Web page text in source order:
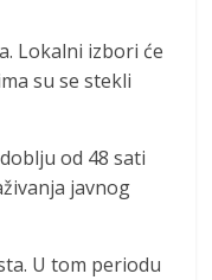
Lokalni izbori će
su se stekli
od 48 sati
javnog
U tom periodu